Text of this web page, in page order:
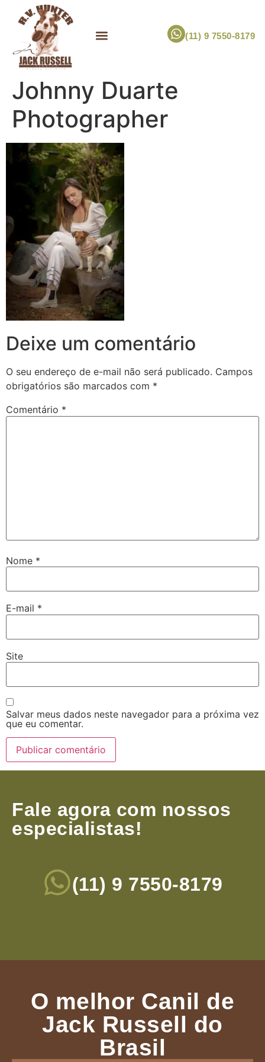
(11) 9 7550-8179
Johnny Duarte
Photographer
Deixe um comentário
O seu endereço de e-mail não será publicado. Campos
obrigatórios são marcados com *
Comentário *
Nome *
E-mail *
Site
Salvar meus dados neste navegador para a próxima vez
que eu comentar.
Fale agora com nossos
especialistas!
(11) 9 7550-8179
O melhor Canil de
Jack Russell do
Brasil